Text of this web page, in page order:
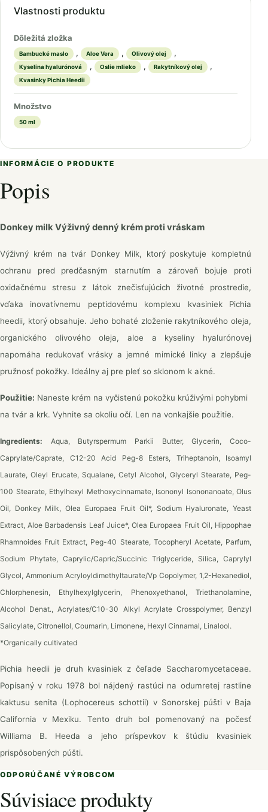
Vlastnosti produktu
Dôležitá zložka
Bambucké maslo , Aloe Vera , Olivový olej ,
Kyselina hyalurónová , Oslie mlieko , Rakytníkový olej ,
Kvasinky Pichia Heedii
Množstvo
50 ml
INFORMÁCIE O PRODUKTE
Popis
Donkey milk Výživný denný krém proti vráskam
Výživný krém na tvár Donkey Milk, ktorý poskytuje kompletnú
ochranu pred predčasným starnutím a zároveň bojuje proti
oxidačnému stresu z látok znečisťujúcich životné prostredie,
vďaka inovatívnemu peptidovému komplexu kvasiniek Pichia
heedii, ktorý obsahuje. Jeho bohaté zloženie rakytníkového oleja,
organického olivového oleja, aloe a kyseliny hyalurónovej
napomáha redukovať vrásky a jemné mimické linky a zlepšuje
pružnosť pokožky. Ideálny aj pre pleť so sklonom k akné.
Použitie: Naneste krém na vyčistenú pokožku krúživými pohybmi
na tvár a krk. Vyhnite sa okoliu očí. Len na vonkajšie použitie.
Ingredients: Aqua, Butyrspermum Parkii Butter, Glycerin, Coco-
Caprylate/Caprate, C12-20 Acid Peg-8 Esters, Triheptanoin, Isoamyl
Laurate, Oleyl Erucate, Squalane, Cetyl Alcohol, Glyceryl Stearate, Peg-
100 Stearate, Ethylhexyl Methoxycinnamate, Isononyl Isononanoate, Olus
Oil, Donkey Milk, Olea Europaea Fruit Oil*, Sodium Hyaluronate, Yeast
Extract, Aloe Barbadensis Leaf Juice*, Olea Europaea Fruit Oil, Hippophae
Rhamnoides Fruit Extract, Peg-40 Stearate, Tocopheryl Acetate, Parfum,
Sodium Phytate, Caprylic/Capric/Succinic Triglyceride, Silica, Caprylyl
Glycol, Ammonium Acryloyldimethyltaurate/Vp Copolymer, 1,2-Hexanediol,
Chlorphenesin, Ethylhexylglycerin, Phenoxyethanol, Triethanolamine,
Alcohol Denat., Acrylates/C10-30 Alkyl Acrylate Crosspolymer, Benzyl
Salicylate, Citronellol, Coumarin, Limonene, Hexyl Cinnamal, Linalool.
*Organically cultivated
Pichia heedii je druh kvasiniek z čeľade Saccharomycetaceae.
Popísaný v roku 1978 bol nájdený rastúci na odumretej rastline
kaktusu senita (Lophocereus schottii) v Sonorskej púšti v Baja
California v Mexiku. Tento druh bol pomenovaný na počesť
Williama B. Heeda a jeho príspevkov k štúdiu kvasiniek
prispôsobených púšti.
ODPORÚČANÉ VÝROBCOM
Súvisiace produkty